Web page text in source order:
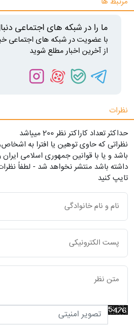
ما را در شبکه های اجتماعی
با عضویت در شبکه های اجتماعی
از آخرین اخبار مطلع شوید
نظرات
حداکثر تعداد کاراکتر نظر 200 ميياشد
نظراتی که حاوی توهین یا افترا به
باشد و یا با قوانین جمهوری اسلامی
داشته باشد منتشر نخواهد شد - لطفاً
تایپ کنید